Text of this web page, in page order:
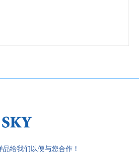
给我们以便与您合作！